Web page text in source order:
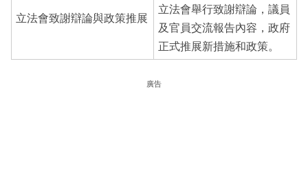
立法會致謝辯論與政策推展
立法會舉行致謝辯論，議員
及官員交流報告內容，政府
正式推展新措施和政策。
廣告